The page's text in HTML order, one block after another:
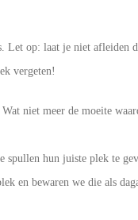
op: laat je niet afleiden
vergeten!
niet meer de moeite
spullen hun juiste plek te
en bewaren we die als